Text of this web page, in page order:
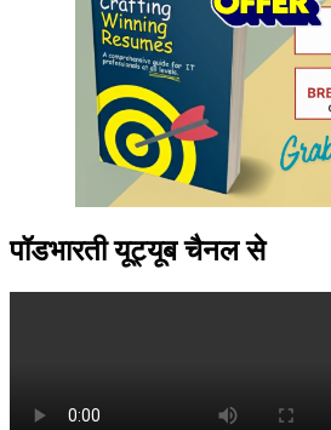
पॉडभारती यूट्यूब चैनल से